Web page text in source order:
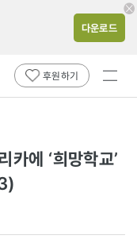
다운로드
후원하기
전체
에 ‘희망학교’